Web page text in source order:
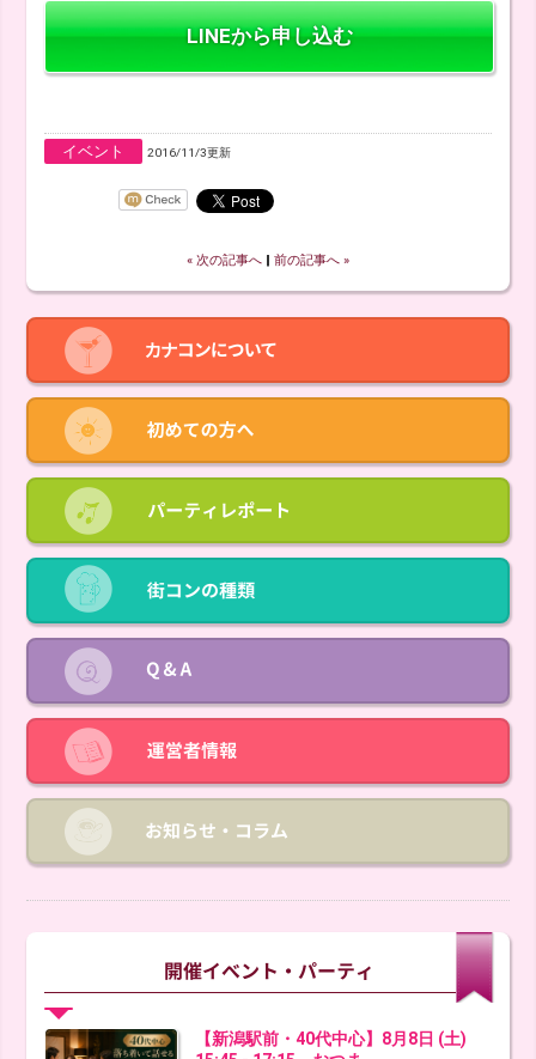
LINEから申し込む
イベント 2016/11/3更新
« 次の記事へ ‖ 前の記事へ »
【新潟駅前・40代中心】8月8日 (土)